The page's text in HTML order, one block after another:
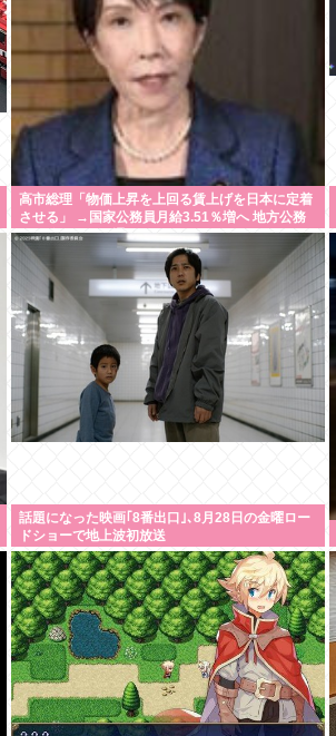
高市総理「物価上昇を上回る賃上げを日本に定着
させる」 →国家公務員月給3.51％増へ 地方公務
員も追随する見通し
話題になった映画｢8番出口｣､8月28日の金曜ロー
ドショーで地上波初放送